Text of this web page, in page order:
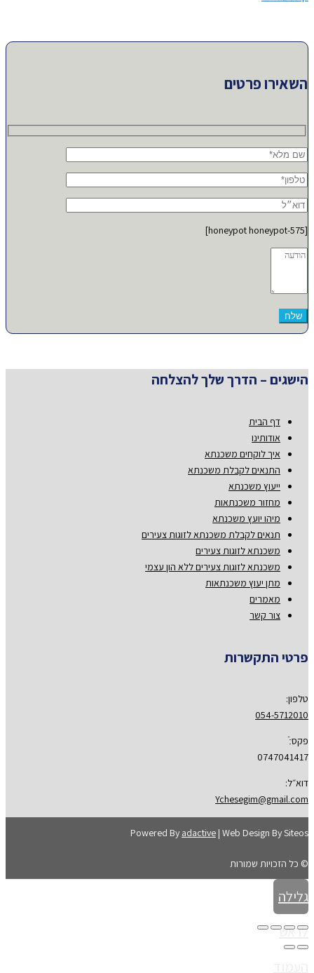
השאירו פרטים
[honeypot honeypot-575]
הישגים – הדרך שלך להצלחה
דף הבית
אודותינו
איך לוקחים משכנתא
התנאים לקבלת משכנתא
ייעוץ משכנתא
מחזור משכנתאות
מיהו יועץ משכנתא
תנאים לקבלת משכנתא לזוגות צעירים
משכנתא לזוגות צעירים
משכנתא לזוגות צעירים ללא הון עצמי
מתן יעוץ משכנתאות
מאמרים
צור קשר
פרטי התקשרות
טלפון:
054-5712010
פקס:ֿ
0747041417
דוא״ל:
Ychesegim@gmail.com
Powered By adactive | Web Design By Siteos
© כל הזכויות שמורות
גלילה
לראש